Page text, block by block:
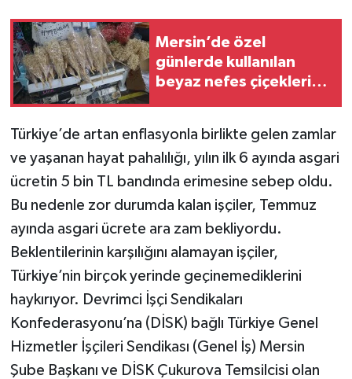
Mersin’de özel
günlerde kullanılan
beyaz nefes çiçeklerine
Türkiye’de artan enflasyonla birlikte gelen zamlar
ve yaşanan hayat pahalılığı, yılın ilk 6 ayında asgari
ücretin 5 bin TL bandında erimesine sebep oldu.
Bu nedenle zor durumda kalan işçiler, Temmuz
ayında asgari ücrete ara zam bekliyordu.
Beklentilerinin karşılığını alamayan işçiler,
Türkiye’nin birçok yerinde geçinemediklerini
haykırıyor. Devrimci İşçi Sendikaları
Konfederasyonu’na (DİSK) bağlı Türkiye Genel
Hizmetler İşçileri Sendikası (Genel İş) Mersin
Şube Başkanı ve DİSK Çukurova Temsilcisi olan